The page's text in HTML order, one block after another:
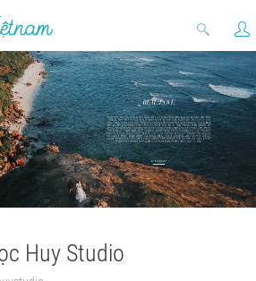
Huy Studio